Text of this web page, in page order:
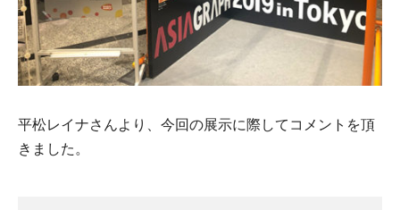
平松レイナさんより、今回の展示に際してコメントを頂
きました。